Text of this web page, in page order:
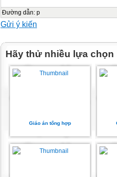
Đường dẫn: p
Gửi ý kiến
Hãy thử nhiều lựa chọn
Giáo án tổng hợp